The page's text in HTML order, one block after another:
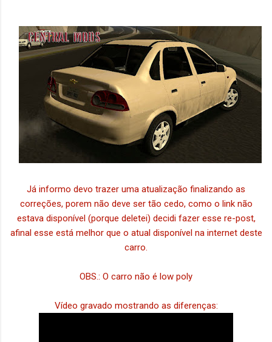
Já informo devo trazer uma atualização finalizando as
correções, porem não deve ser tão cedo, como o link não
estava disponível (porque deletei) decidi fazer esse re-post,
afinal esse está melhor que o atual disponível na internet deste
carro.
OBS.: O carro não é low poly
Vídeo gravado mostrando as diferenças: